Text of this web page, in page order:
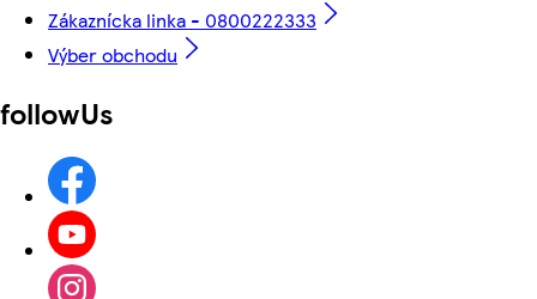
Zákaznícka linka - 0800222333
Výber obchodu
followUs